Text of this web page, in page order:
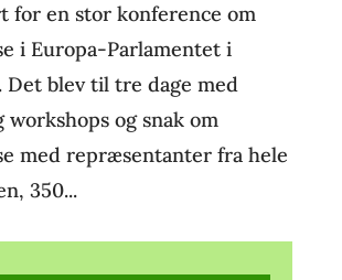
for en stor konference om
i Europa-Parlamentet i
Det blev til tre dage med
workshops og snak om
med repræsentanter fra hele
350...